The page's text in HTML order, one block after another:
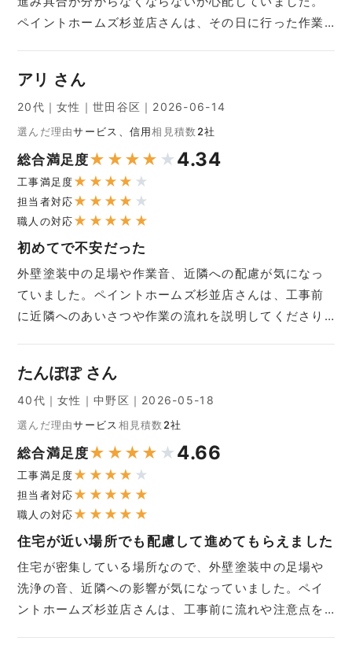
ペイントホームズ杉並店さんは、その日に行った作業…
アリ さん
20代｜女性｜世田谷区｜2026-06-14
選んだ理由サービス、信用相見積数 2社
総合満足度★ ★ ★ ★ ★ 4.34
工事満足度★ ★ ★ ★ ★
担当者対応★ ★ ★ ★ ★
職人の対応★ ★ ★ ★ ★
初めてで不安だった
外壁塗装中の足場や作業音、近隣への配慮が気になっ
ていました。ペイントホームズ杉並店さんは、工事前
に近隣へのあいさつや作業の流れを説明してくださり…
たんぽぽ さん
40代｜女性｜中野区｜2026-05-18
選んだ理由サービス 相見積数 2社
総合満足度★ ★ ★ ★ ★ 4.66
工事満足度★ ★ ★ ★ ★
担当者対応★ ★ ★ ★ ★
職人の対応★ ★ ★ ★ ★
住宅が近い場所でも配慮して進めてもらえました
住宅が密集している場所なので、外壁塗装中の足場や
洗浄の音、近隣への影響が気になっていました。ペイ
ントホームズ杉並店さんは、工事前に流れや注意点を…